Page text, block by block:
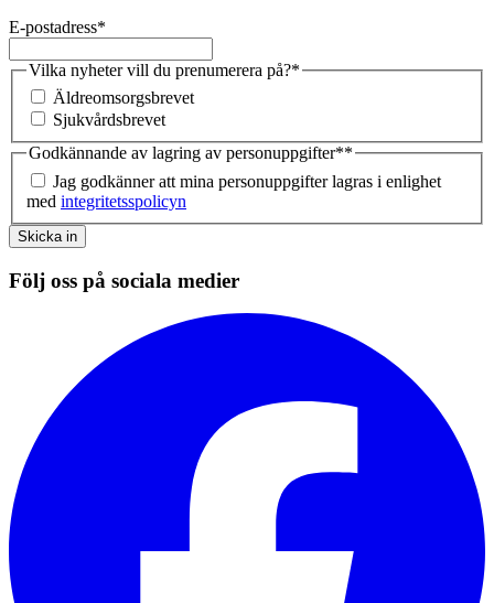
E-postadress*
Vilka nyheter vill du prenumerera på?*
Äldreomsorgsbrevet
Sjukvårdsbrevet
Godkännande av lagring av personuppgifter**
Jag godkänner att mina personuppgifter lagras i enlighet
med integritetsspolicyn
Skicka in
Följ oss på sociala medier